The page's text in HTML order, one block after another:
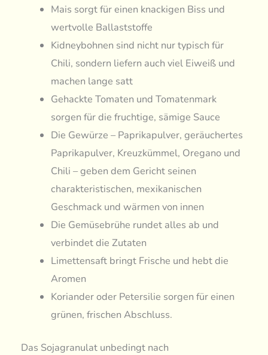
Mais sorgt für einen knackigen Biss und
wertvolle Ballaststoffe
Kidneybohnen sind nicht nur typisch für
Chili, sondern liefern auch viel Eiweiß und
machen lange satt
Gehackte Tomaten und Tomatenmark
sorgen für die fruchtige, sämige Sauce
Die Gewürze – Paprikapulver, geräuchertes
Paprikapulver, Kreuzkümmel, Oregano und
Chili – geben dem Gericht seinen
charakteristischen, mexikanischen
Geschmack und wärmen von innen
Die Gemüsebrühe rundet alles ab und
verbindet die Zutaten
Limettensaft bringt Frische und hebt die
Aromen
Koriander oder Petersilie sorgen für einen
grünen, frischen Abschluss.
Das Sojagranulat unbedingt nach